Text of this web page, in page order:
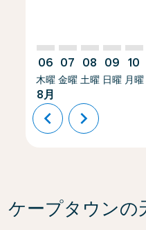
06
木曜
8月
07
金曜
08
土曜
09
日曜
10
月曜
chevron_left chevron_right
ケープタウンの